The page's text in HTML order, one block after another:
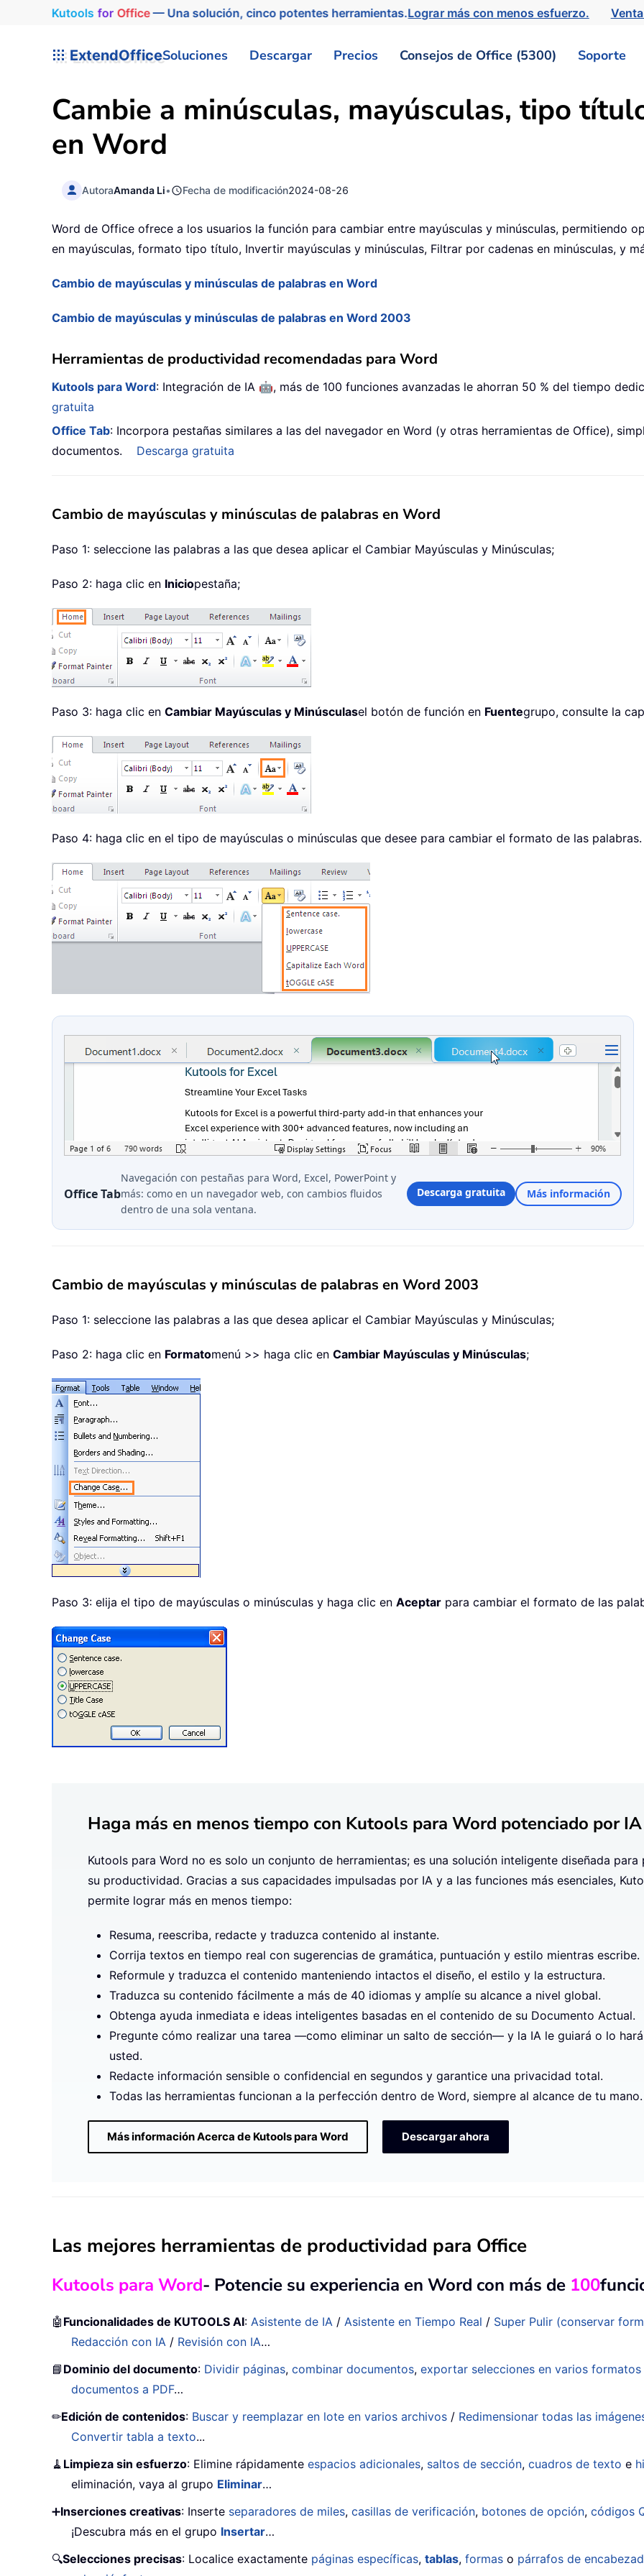
Kutools for Office— Una solución, cinco potentes herramientas.Lograr más con menos esfuerzo.
ExtendOfficeSoluciones Descargar Precios Consejos de Office (5300) Soporte
Cambie a minúsculas, mayúsculas, tipo
en Word
AutoraAmanda Li• Fecha de modificación2024-08-26
Word de Office ofrece a los usuarios la función para cambiar entre mayúsculas y minúsculas, permitiendo
en mayúsculas, formato tipo título, Invertir mayúsculas y minúsculas, Filtrar por cadenas en minúsculas, y
Cambio de mayúsculas y minúsculas de palabras en Word
Cambio de mayúsculas y minúsculas de palabras en Word 2003
Herramientas de productividad recomendadas para Word
Kutools para Word: Integración de IA 🤖, más de 100 funciones avanzadas le ahorran 50 % del tiempo
gratuita
Office Tab: Incorpora pestañas similares a las del navegador en Word (y otras herramientas de Office),
documentos.
Descarga gratuita
Cambio de mayúsculas y minúsculas de palabras en Word
Paso 1: seleccione las palabras a las que desea aplicar el Cambiar Mayúsculas y Minúsculas;
Paso 2: haga clic en Iniciopestaña;
Paso 3: haga clic en Cambiar Mayúsculas y Minúsculasel botón de función en Fuentegrupo, consulte la
Paso 4: haga clic en el tipo de mayúsculas o minúsculas que desee para cambiar el formato de las palabras.
Office Tab
Navegación con pestañas para Word, Excel, PowerPoint y
más: como en un navegador web, con cambios fluidos
dentro de una sola ventana.
Descarga gratuita Más información
Cambio de mayúsculas y minúsculas de palabras en Word 2003
Paso 1: seleccione las palabras a las que desea aplicar el Cambiar Mayúsculas y Minúsculas;
Paso 2: haga clic en Formatomenú >> haga clic en Cambiar Mayúsculas y Minúsculas;
Paso 3: elija el tipo de mayúsculas o minúsculas y haga clic en Aceptar para cambiar el formato de las
Haga más en menos tiempo con Kutools para Word potenciado por IA
Kutools para Word no es solo un conjunto de herramientas; es una solución inteligente diseñada para
su productividad. Gracias a sus capacidades impulsadas por IA y a las funciones más esenciales,
permite lograr más en menos tiempo:
Resuma, reescriba, redacte y traduzca contenido al instante.
Corrija textos en tiempo real con sugerencias de gramática, puntuación y estilo mientras escribe.
Reformule y traduzca el contenido manteniendo intactos el diseño, el estilo y la estructura.
Traduzca su contenido fácilmente a más de 40 idiomas y amplíe su alcance a nivel global.
Obtenga ayuda inmediata e ideas inteligentes basadas en el contenido de su Documento Actual.
Pregunte cómo realizar una tarea —como eliminar un salto de sección— y la IA le guiará o lo
usted.
Redacte información sensible o confidencial en segundos y garantice una privacidad total.
Todas las herramientas funcionan a la perfección dentro de Word, siempre al alcance de tu mano.
Más información Acerca de Kutools para Word Descargar ahora
Las mejores herramientas de productividad para Office
Kutools para Word- Potencie su experiencia en Word con más de 100
🤖 Funcionalidades de KUTOOLS AI: Asistente de IA / Asistente en Tiempo Real / Super Pulir (conservar
Redacción con IA / Revisión con IA…
📘 Dominio del documento: Dividir páginas, combinar documentos, exportar selecciones en varios formatos
documentos a PDF…
✏Edición de contenidos: Buscar y reemplazar en lote en varios archivos / Redimensionar todas las
Convertir tabla a texto...
🧹 Limpieza sin esfuerzo: Elimine rápidamente espacios adicionales, saltos de sección, cuadros de texto e
eliminación, vaya al grupo Eliminar…
➕Inserciones creativas: Inserte separadores de miles, casillas de verificación, botones de opción, códigos
¡Descubra más en el grupo Insertar…
🔍Selecciones precisas: Localice exactamente páginas específicas, tablas, formas o párrafos de